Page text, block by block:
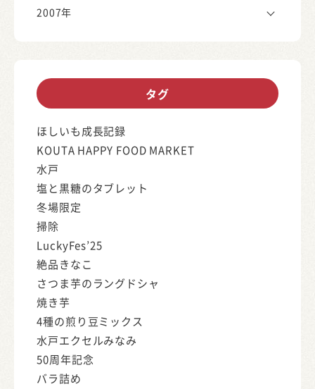
2007年
タグ
ほしいも成長記録
KOUTA HAPPY FOOD MARKET
水戸
塩と黒糖のタブレット
冬場限定
掃除
LuckyFes’25
絶品きなこ
さつま芋のラングドシャ
焼き芋
4種の煎り豆ミックス
水戸エクセルみなみ
50周年記念
バラ詰め